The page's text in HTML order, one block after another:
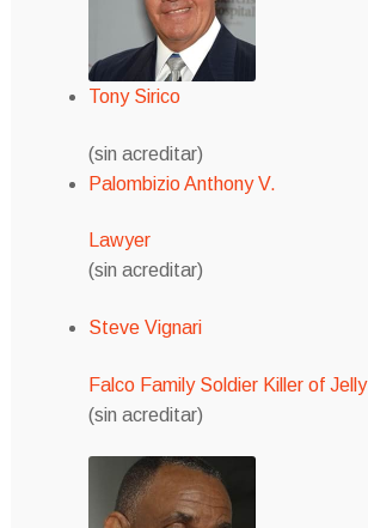
Tony Sirico
(sin acreditar)
Palombizio Anthony V.
Lawyer
(sin acreditar)
Steve Vignari
Falco Family Soldier Killer of Jelly
(sin acreditar)